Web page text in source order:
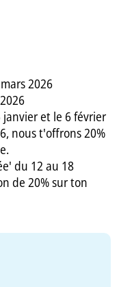
2026
et le 6 février
nous t'offrons 20%
du 12 au 18
de 20% sur ton